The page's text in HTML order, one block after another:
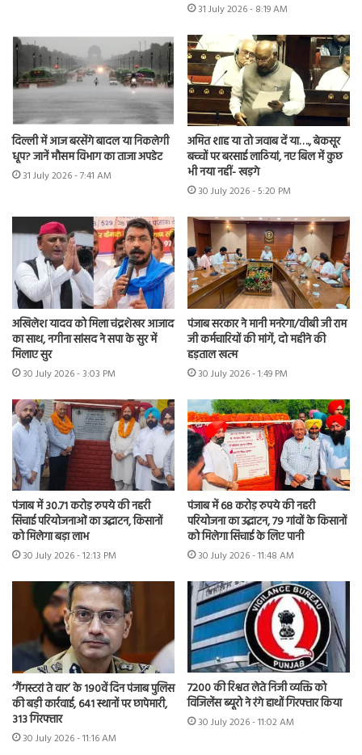
31 July 2026 - 8:19 AM
दिल्ली में आज बरसेंगे बादल या निकलेगी
धूप? जानें मौसम विभाग का ताजा अपडेट
31 July 2026 - 7:41 AM
अमित शाह या तो जवाब दें या…., बेकसूर
बच्चों पर बरसाई लाठियां, नए बिल में कुछ
भी नया नहीं- खड़गे
30 July 2026 - 5:20 PM
अखिलेश यादव को मिला चंद्रशेखर आजाद
का साथ, नगीना सांसद ने सपा के सुर में
मिलाए सुर
30 July 2026 - 3:03 PM
पंजाब सरकार ने मानी मनरेगा/वीबी जी राम
जी कर्मचारियों की मांगें, दो महीने की
हड़ताल खत्म
30 July 2026 - 1:49 PM
पंजाब में 30.71 करोड़ रुपये की नहरी
सिंचाई परियोजनाओं का उद्घाटन, किसानों
को मिलेगा बड़ा लाभ
30 July 2026 - 12:13 PM
पंजाब में 68 करोड़ रुपये की नहरी
परियोजना का उद्घाटन, 79 गांवों के किसानों
को मिलेगा सिंचाई के लिए पानी
30 July 2026 - 11:48 AM
‘गैंगस्टरां ते वार’ के 190वें दिन पंजाब पुलिस
की बड़ी कार्रवाई, 641 स्थानों पर छापेमारी,
313 गिरफ्तार
30 July 2026 - 11:16 AM
7200 की रिश्वत लेते निजी व्यक्ति को
विजिलेंस ब्यूरो ने रंगे हाथों गिरफ्तार किया
30 July 2026 - 11:02 AM